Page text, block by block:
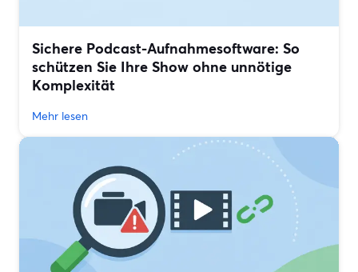
Sichere Podcast-Aufnahmesoftware: So
schützen Sie Ihre Show ohne unnötige
Komplexität
Mehr lesen